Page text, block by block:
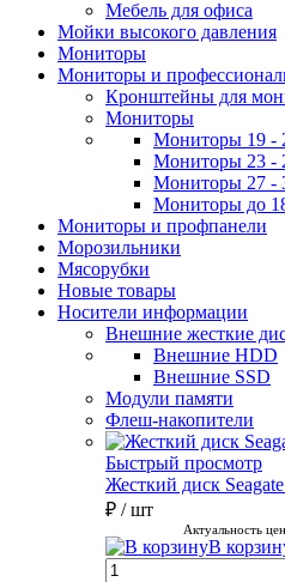
Мебель для офиса
Мойки высокого давления
Мониторы
Мониторы и
Кронштейны для
Мониторы
Мониторы 19 -
Мониторы 23 -
Мониторы 27 -
Мониторы до
Мониторы и профпанели
Морозильники
Мясорубки
Новые товары
Носители информации
Внешние жесткие
Внешние HDD
Внешние SSD
Модули памяти
Флеш-накопители
Быстрый просмотр
Жесткий диск
₽ / шт
Актуальность
В